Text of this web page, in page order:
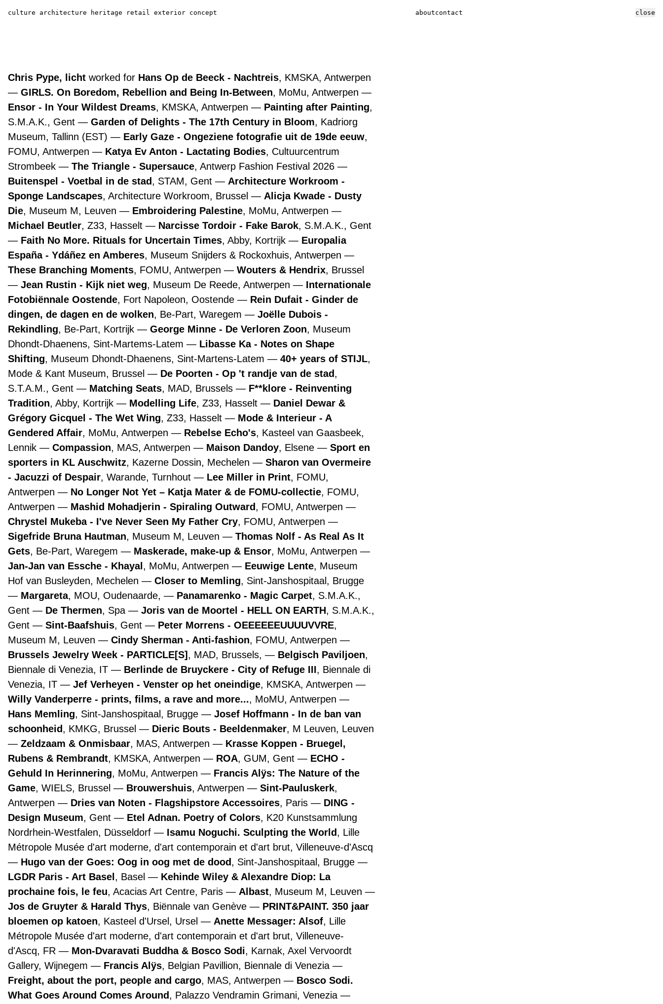
culture architecture heritage retail exterior concept aboutcontact
Chris Pype, licht worked for Hans Op de Beeck - Nachtreis, KMSKA, Antwerpen
GIRLS. On Boredom, Rebellion and Being In-Between, MoMu, Antwerpen
Ensor - In Your Wildest Dreams, KMSKA, Antwerpen Painting after Painting,
S.M.A.K., Gent
Garden of Delights - The 17th Century in Bloom, Kadriorg
Museum, Tallinn (EST)
Early Gaze - Ongeziene fotografie uit de 19de eeuw,
FOMU, Antwerpen
Katya Ev Anton - Lactating Bodies, Cultuurcentrum
Strombeek
The Triangle - Supersauce, Antwerp Fashion Festival 2026
Buitenspel - Voetbal in de stad, STAM, Gent
Architecture Workroom -
Sponge Landscapes, Architecture Workroom, Brussel
Alicja Kwade - Dusty
Die, Museum M, Leuven Embroidering Palestine, MoMu, Antwerpen
Michael Beutler, Z33, Hasselt Narcisse Tordoir - Fake Barok, S.M.A.K., Gent
Faith No More. Rituals for Uncertain Times, Abby, Kortrijk
Europalia
España - Ydáñez en Amberes, Museum Snijders & Rockoxhuis, Antwerpen
These Branching Moments, FOMU, Antwerpen Wouters & Hendrix, Brussel
Jean Rustin - Kijk niet weg, Museum De Reede, Antwerpen
Internationale
Fotobiënnale Oostende, Fort Napoleon, Oostende
Rein Dufait - Ginder de
dingen, de dagen en de wolken, Be-Part, Waregem
Joëlle Dubois -
Rekindling, Be-Part, Kortrijk George Minne - De Verloren Zoon, Museum
Dhondt-Dhaenens, Sint-Martems-Latem
Libasse Ka - Notes on Shape
Shifting, Museum Dhondt-Dhaenens, Sint-Martens-Latem 40+ years of STIJL,
Mode & Kant Museum, Brussel
De Poorten - Op 't randje van de stad,
S.T.A.M., Gent
Matching Seats, MAD, Brussels
F**klore - Reinventing
Tradition, Abby, Kortrijk Modelling Life, Z33, Hasselt
Daniel Dewar &
Grégory Gicquel - The Wet Wing, Z33, Hasselt
Mode & Interieur - A
Gendered Affair, MoMu, Antwerpen Rebelse Echo's, Kasteel van Gaasbeek,
Lennik
Compassion, MAS, Antwerpen Maison Dandoy, Elsene
Sport en
sporters in KL Auschwitz, Kazerne Dossin, Mechelen
Sharon van Overmeire
- Jacuzzi of Despair, Warande, Turnhout Lee Miller in Print, FOMU,
Antwerpen
No Longer Not Yet – Katja Mater & de FOMU-collectie, FOMU,
Antwerpen
Mashid Mohadjerin - Spiraling Outward, FOMU, Antwerpen
Chrystel Mukeba - I've Never Seen My Father Cry, FOMU, Antwerpen
Sigefride Bruna Hautman, Museum M, Leuven
Thomas Nolf - As Real As It
Gets, Be-Part, Waregem Maskerade, make-up & Ensor, MoMu, Antwerpen
Jan-Jan van Essche - Khayal , MoMu, Antwerpen Eeuwige Lente, Museum
Hof van Busleyden, Mechelen
Closer to Memling, Sint-Janshospitaal, Brugge
Margareta, MOU, Oudenaarde, Panamarenko - Magic Carpet, S.M.A.K.,
Gent
De Thermen, Spa Joris van de Moortel - HELL ON EARTH, S.M.A.K.,
Gent
Sint-Baafshuis, Gent Peter Morrens - OEEEEEEUUUUVVRE,
Museum M, Leuven
Cindy Sherman - Anti-fashion, FOMU, Antwerpen
Brussels Jewelry Week - PARTICLE[S] , MAD, Brussels, Belgisch Paviljoen,
Biennale di Venezia, IT
Berlinde de Bruyckere - City of Refuge III, Biennale di
Venezia, IT
Jef Verheyen - Venster op het oneindige, KMSKA, Antwerpen
Willy Vanderperre - prints, films, a rave and more..., MoMU, Antwerpen
Hans Memling, Sint-Janshospitaal, Brugge
Josef Hoffmann - In de ban van
schoonheid, KMKG, Brussel Dieric Bouts - Beeldenmaker, M Leuven, Leuven
Zeldzaam & Onmisbaar, MAS, Antwerpen
Krasse Koppen - Bruegel,
Rubens & Rembrandt, KMSKA, Antwerpen ROA, GUM, Gent
ECHO -
Gehuld In Herinnering, MoMu, Antwerpen
Francis Alÿs: The Nature of the
Game, WIELS, Brussel Brouwershuis, Antwerpen Sint-Pauluskerk,
Antwerpen
Dries van Noten - Flagshipstore Accessoires, Paris
DING -
Design Museum, Gent Etel Adnan. Poetry of Colors, K20 Kunstsammlung
Nordrhein-Westfalen, Düsseldorf
Isamu Noguchi. Sculpting the World, Lille
Métropole Musée d'art moderne, d'art contemporain et d'art brut, Villeneuve-d'Ascq
Hugo van der Goes: Oog in oog met de dood, Sint-Janshospitaal, Brugge
LGDR Paris - Art Basel , Basel
Kehinde Wiley & Alexandre Diop: La
prochaine fois, le feu, Acacias Art Centre, Paris Albast, Museum M, Leuven
Jos de Gruyter & Harald Thys, Biënnale van Genève
PRINT&PAINT. 350 jaar
bloemen op katoen, Kasteel d'Ursel, Ursel Anette Messager: Alsof, Lille
Métropole Musée d'art moderne, d'art contemporain et d'art brut, Villeneuve-
d'Ascq, FR
Mon-Dvaravati Buddha & Bosco Sodi, Karnak, Axel Vervoordt
Gallery, Wijnegem
Francis Alÿs, Belgian Pavillion, Biennale di Venezia
Freight, about the port, people and cargo, MAS, Antwerpen
Bosco Sodi.
What Goes Around Comes Around, Palazzo Vendramin Grimani, Venezia
close